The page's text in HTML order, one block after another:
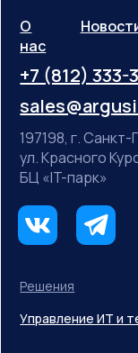
Решения
Управление ИТ и
О
нас
+7 (812) 333-
197198, г.
ул. Красного
БЦ «IT-парк»